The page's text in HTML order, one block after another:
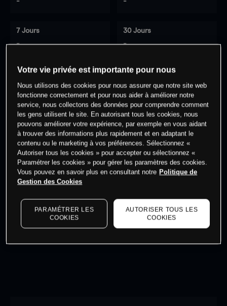
7 Jours
-
30 Jours
-
0% des clients ont une position àsur
cet actif
Commencez à trader
Les prix sont indicatifs.Connectez-vouspour voir les
dernières données du marché.Log into see latest
Votre vie privée est importante pour nous
Nous utilisons des cookies pour nous assurer que notre site web
fonctionne correctement et pour nous aider à améliorer notre
service, nous collectons des données pour comprendre comment
les gens utilisent le site. En autorisant tous les cookies, nous
pouvons améliorer votre expérience, par exemple en vous aidant
à trouver des informations plus rapidement et en adaptant le
contenu ou le marketing à vos préférences. Sélectionnez «
Autoriser tous les cookies » pour accepter ou sélectionnez «
Paramétrer les cookies » pour gérer les paramètres des cookies.
Vous pouvez en savoir plus en consultant notre Politique de
Gestion des Cookies
PARAMÉTRER LES
COOKIES
AUTORISER TOUS LES
COOKIES